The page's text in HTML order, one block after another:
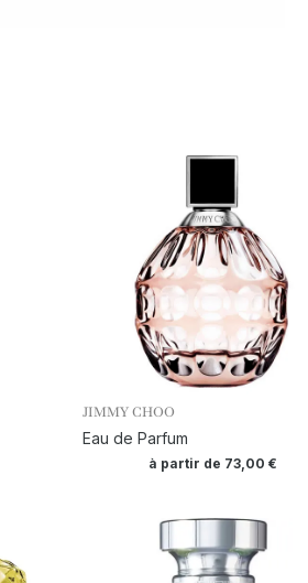
JIMMY CHOO
Eau de Parfum
à partir de 73,00€